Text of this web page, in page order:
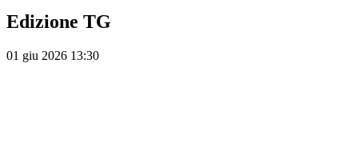
Edizione TG
01 giu 2026 13:30